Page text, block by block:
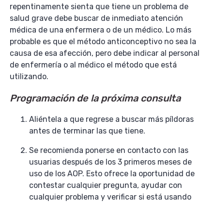
repentinamente sienta que tiene un problema de
salud grave debe buscar de inmediato atención
médica de una enfermera o de un médico. Lo más
probable es que el método anticonceptivo no sea la
causa de esa afección, pero debe indicar al personal
de enfermería o al médico el método que está
utilizando.
Programación de la próxima consulta
Aliéntela a que regrese a buscar más píldoras
antes de terminar las que tiene.
Se recomienda ponerse en contacto con las
usuarias después de los 3 primeros meses de
uso de los AOP. Esto ofrece la oportunidad de
contestar cualquier pregunta, ayudar con
cualquier problema y verificar si está usando